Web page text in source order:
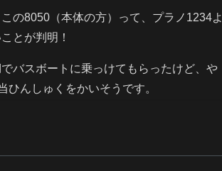
の8050（本体の方）って、プラノ1234よ
とが判明！
バスボートに乗っけてもらったけど、や
んしゅくをかいそうです。